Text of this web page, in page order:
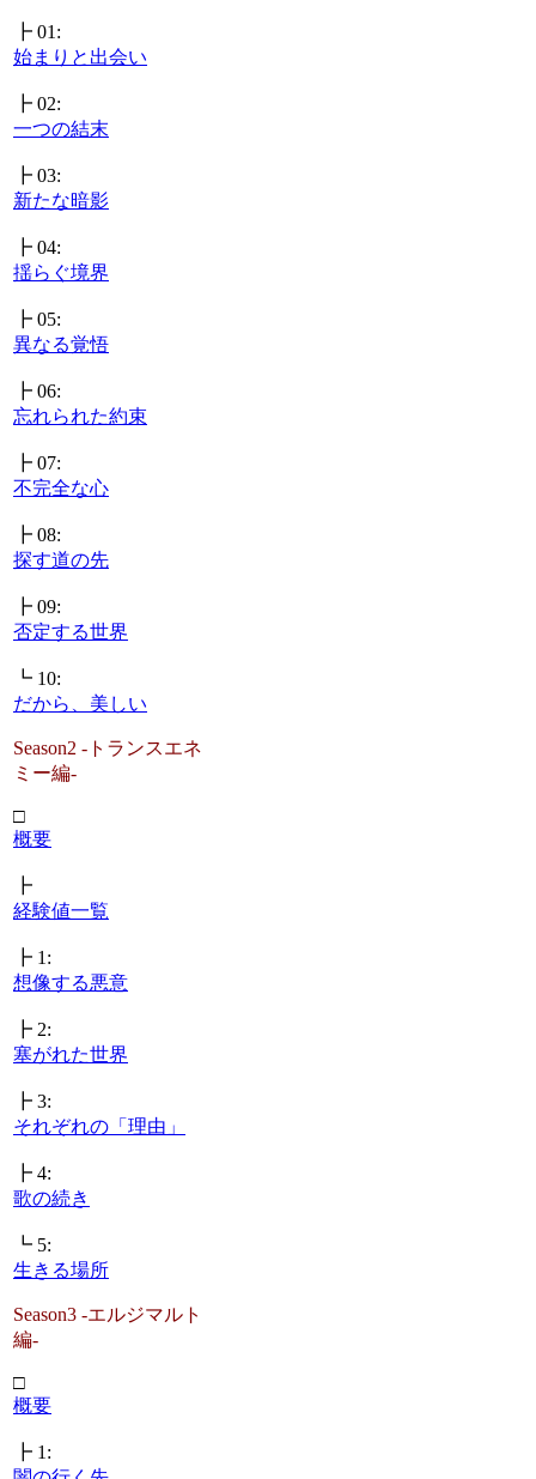
┣ 01:
始まりと出会い
┣ 02:
一つの結末
┣ 03:
新たな暗影
┣ 04:
揺らぐ境界
┣ 05:
異なる覚悟
┣ 06:
忘れられた約束
┣ 07:
不完全な心
┣ 08:
探す道の先
┣ 09:
否定する世界
┗ 10:
だから、美しい
Season2 -トランスエネ
ミー編-
□
概要
┣
経験値一覧
┣ 1:
想像する悪意
┣ 2:
塞がれた世界
┣ 3:
それぞれの「理由」
┣ 4:
歌の続き
┗ 5:
生きる場所
Season3 -エルジマルト
編-
□
概要
┣ 1: